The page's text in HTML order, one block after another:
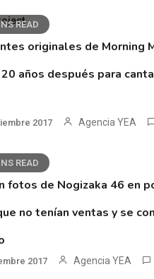
READ
originales de Morning
años después para
2017 Agencia YEA
READ
fotos de Nogizaka 46 en
no tenían ventas y se
2017 Agencia YEA